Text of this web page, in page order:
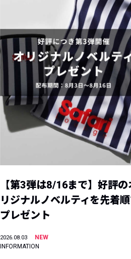
【第3弾は8/16まで】好評の
リジナルノベルティを先着
プレゼント
2026.08.03
NEW
INFORMATION